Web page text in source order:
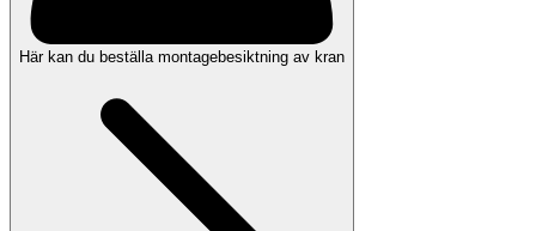
Här kan du beställa montagebesiktning av kran